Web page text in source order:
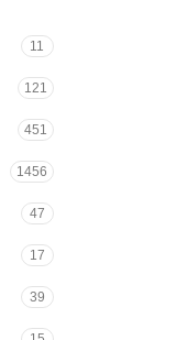
11
121
451
1456
47
17
39